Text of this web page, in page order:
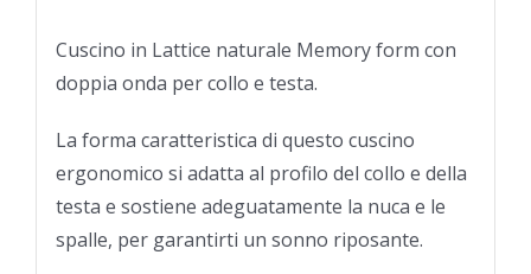
Cuscino in Lattice naturale Memory form con
doppia onda per collo e testa.
La forma caratteristica di questo cuscino
ergonomico si adatta al profilo del collo e della
testa e sostiene adeguatamente la nuca e le
spalle, per garantirti un sonno riposante.